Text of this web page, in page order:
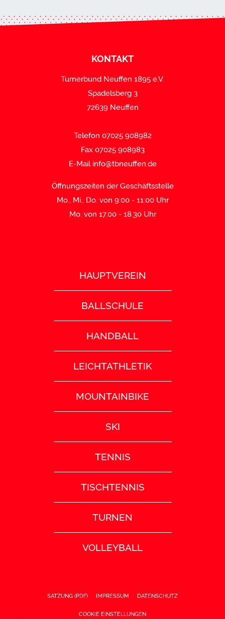
KONTAKT
Turnerbund Neuffen 1895 e.V.
Spadelsberg 3
72639 Neuffen
Telefon 07025 908982
Fax 07025 908983
E-Mail info@tbneuffen.de
Öffnungszeiten der Geschäftsstelle
Mo., Mi., Do. von 9:00 - 11:00 Uhr
Mo. von 17.00 - 18.30 Uhr
HAUPTVEREIN
BALLSCHULE
HANDBALL
LEICHTATHLETIK
MOUNTAINBIKE
SKI
TENNIS
TISCHTENNIS
TURNEN
VOLLEYBALL
SATZUNG (PDF) IMPRESSUM DATENSCHUTZ
COOKIE EINSTELLUNGEN